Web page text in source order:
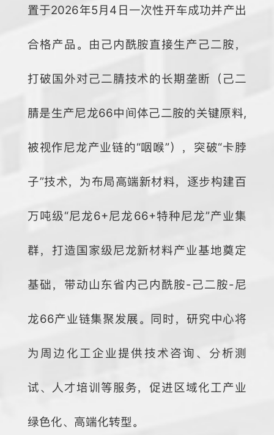
置于2026年5月4日一次性开车成功并产出
合格产品。由己内酰胺直接生产己二胺，
打破国外对己二腈技术的长期垄断（己二
腈是生产尼龙66中间体己二胺的关键原料,
被视作尼龙产业链的“咽喉”），突破“卡脖
子”技术，为布局高端新材料，逐步构建百
万吨级“尼龙6+尼龙66+特种尼龙”产业集
群，打造国家级尼龙新材料产业基地奠定
基础，带动山东省内己内酰胺-己二胺-尼
龙66产业链集聚发展。同时，研究中心将
为周边化工企业提供技术咨询、分析测
试、人才培训等服务，促进区域化工产业
绿色化、高端化转型。